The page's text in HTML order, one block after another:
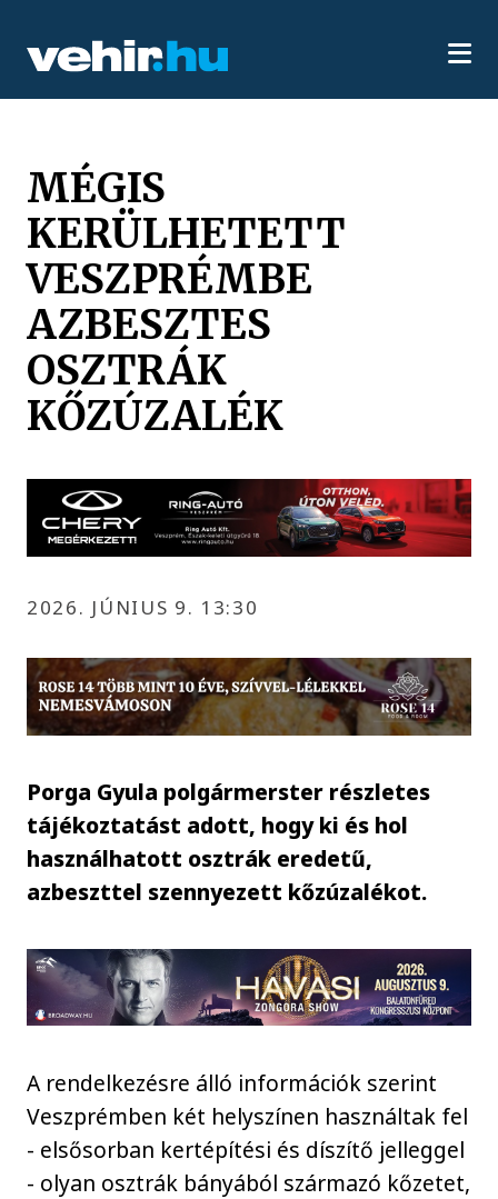
MÉGIS
KERÜLHETETT
VESZPRÉMBE
AZBESZTES
OSZTRÁK
KŐZÚZALÉK
2026. JÚNIUS 9. 13:30
Porga Gyula polgármerster részletes
tájékoztatást adott, hogy ki és hol
használhatott osztrák eredetű,
azbeszttel szennyezett kőzúzalékot.
A rendelkezésre álló információk szerint
Veszprémben két helyszínen használtak fel
- elsősorban kertépítési és díszítő jelleggel
- olyan osztrák bányából származó kőzetet,